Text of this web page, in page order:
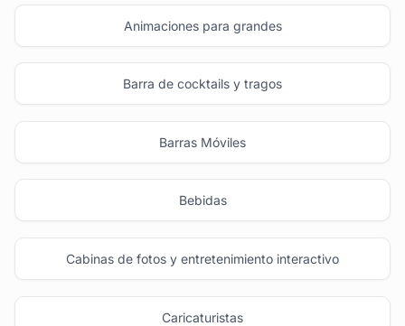
Animaciones para grandes
Barra de cocktails y tragos
Barras Móviles
Bebidas
Cabinas de fotos y entretenimiento interactivo
Caricaturistas